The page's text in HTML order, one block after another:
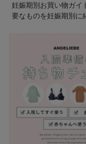
妊娠期別お買い物ガイ
要なものを妊娠期別に